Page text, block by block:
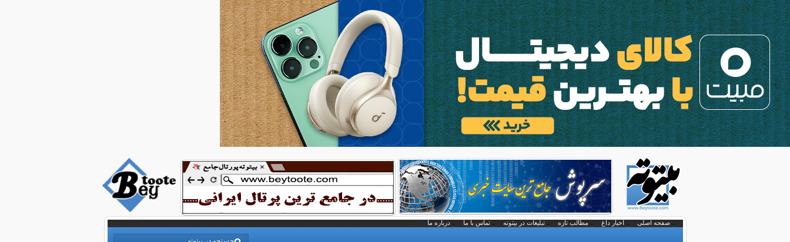
صفحه اصلی اخبار داغ مطالب تازه تبلیغات در بیتوته تماس با ما درباره ما